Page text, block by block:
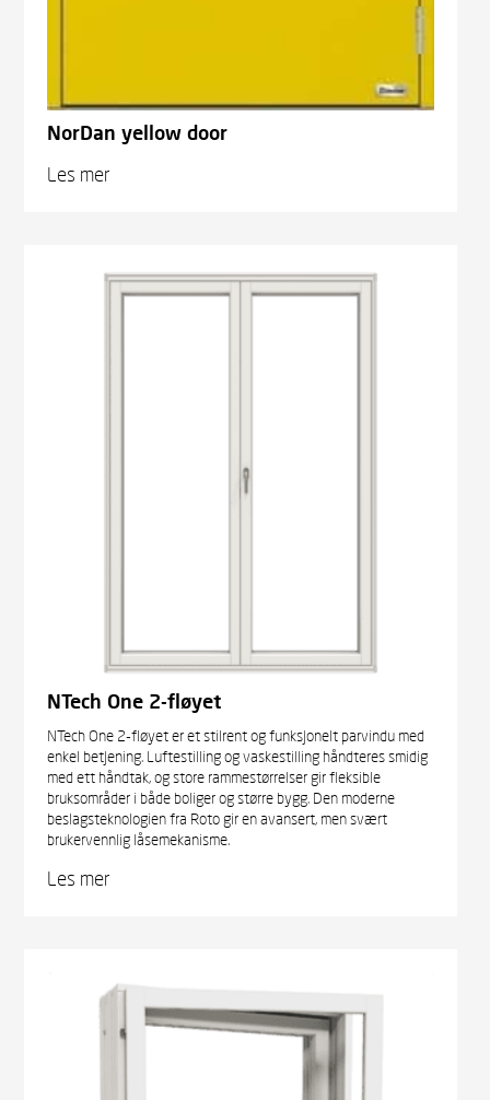
NorDan yellow door
Les mer
NTech One 2-fløyet
NTech One 2-fløyet er et stilrent og funksjonelt parvindu med
enkel betjening. Luftestilling og vaskestilling håndteres smidig
med ett håndtak, og store rammestørrelser gir fleksible
bruksområder i både boliger og større bygg. Den moderne
beslagsteknologien fra Roto gir en avansert, men svært
brukervennlig låsemekanisme.
Les mer